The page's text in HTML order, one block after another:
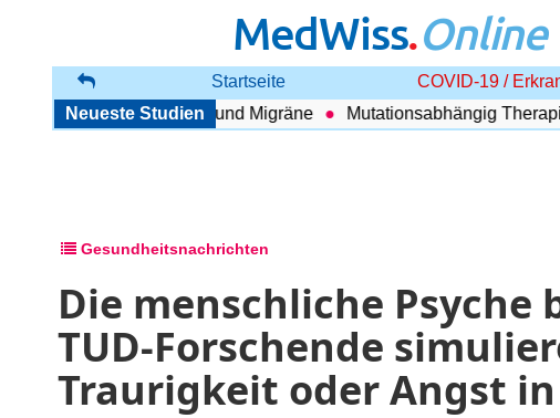
MedWiss.Online
Startseite COVID-19 /
Neueste Studien
zwischen COPD und Migräne Mutationsabhängig Therapie
Gesundheitsnachrichten
Die menschliche Psyche
TUD-Forschende
Traurigkeit oder Angst in